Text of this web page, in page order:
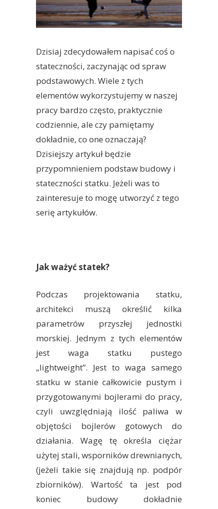
Dzisiaj zdecydowałem napisać coś o
stateczności, zaczynając od spraw
podstawowych. Wiele z tych
elementów wykorzystujemy w naszej
pracy bardzo często, praktycznie
codziennie, ale czy pamiętamy
dokładnie, co one oznaczają?
Dzisiejszy artykuł będzie
przypomnieniem podstaw budowy i
stateczności statku. Jeżeli was to
zainteresuje to mogę utworzyć z tego
serię artykułów.
Jak ważyć statek?
Podczas projektowania statku,
architekci muszą określić kilka
parametrów przyszłej jednostki
morskiej. Jednym z tych elementów
jest waga statku pustego
„lightweight”. Jest to waga samego
statku w stanie całkowicie pustym i
przygotowanymi bojlerami do pracy,
czyli uwzględniają ilość paliwa w
objętości bojlerów gotowych do
działania. Wagę tę określa ciężar
użytej stali, wsporników drewnianych,
(jeżeli takie się znajdują np. podpór
zbiorników). Wartość ta jest pod
koniec budowy dokładnie